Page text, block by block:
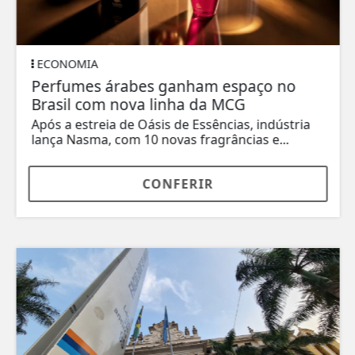
ECONOMIA
Perfumes árabes ganham espaço no
Brasil com nova linha da MCG
Após a estreia de Oásis de Essências, indústria
lança Nasma, com 10 novas fragrâncias e...
CONFERIR